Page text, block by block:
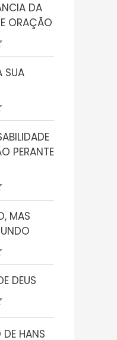
DA
ORAÇÃO
SUA
PERANTE
MAS
DEUS
HANS